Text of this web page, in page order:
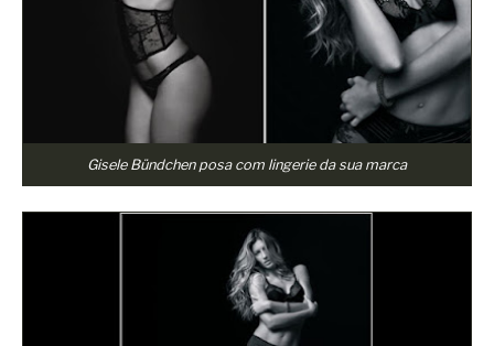
Gisele Bündchen posa com lingerie da sua marca